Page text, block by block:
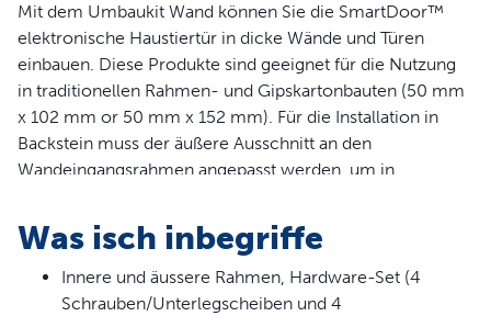
Mit dem Umbaukit Wand können Sie die SmartDoor™
elektronische Haustiertür in dicke Wände und Türen
einbauen. Diese Produkte sind geeignet für die Nutzung
in traditionellen Rahmen- und Gipskartonbauten (50 mm
x 102 mm or 50 mm x 152 mm). Für die Installation in
Backstein muss der äußere Ausschnitt an den
Wandeingangsrahmen angepasst werden, um in
SmartDoor™ elektronische Haustiertür (Klein) in Wände
bis zu 200mm stark. Die SmartDoor™ elektronische
Haustiertür (Groß) passt in Wände bis zu 184mm stark,
plus zusätzliche 70mm mit jedem zusätzlichen
Was isch inbegriffe
Innere und äussere Rahmen, Hardware-Set (4
Schrauben/Unterlegscheiben und 4